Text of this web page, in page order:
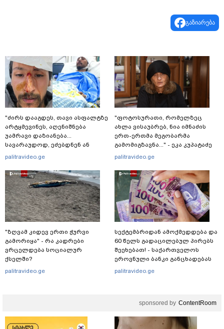
გაზიარება
"ძირს დააგდეს, თავი ასფალტზე
არტყმევინეს, აღენიშნება
უამრავი დაზიანება...
სავარაუდოდ, ეძებდნენ ან
დებდნენ ნარკოტიკს" - რას
რომელსაც
არასრულწლოვანები
ფიზიკურად გაუსწორდნენ?
palitravideo.ge
"ზღვამ კიდევ ერთი ჭურვი
გამორიყა" - რა კადრები
ვრცელდება სოციალურ
ქსელში?
palitravideo.ge
"ფოტოსურათი, რომელზეც
ახლა ვისაუბრებ, ნია იმნაძის
ერთ-ერთმა მეგობარმა
გამომიგზავნა..." - ეკა კუპატაძე
palitravideo.ge
სექტემბრიდან ამოქმედდება და
60 წელს გადაცილებულ პირებს
შეეხებათ! - საქართველოს
ეროვნული ბანკი განცხადებას
ავრცელებს
palitravideo.ge
sponsored by ContentRoom